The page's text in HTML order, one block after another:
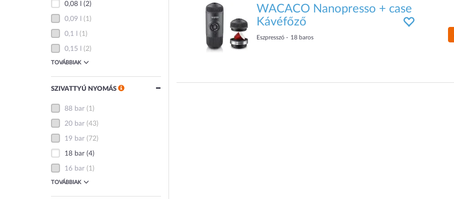
0,08 l (2)
0,09 l (1)
0,1 l (1)
0,15 l (2)
TOVÁBBIAK
SZIVATTYÚ NYOMÁS
88 bar (1)
20 bar (43)
19 bar (72)
18 bar (4)
16 bar (1)
TOVÁBBIAK
WACACO Nanopresso + case
Kávéfőző
Eszpresszó 18 baros